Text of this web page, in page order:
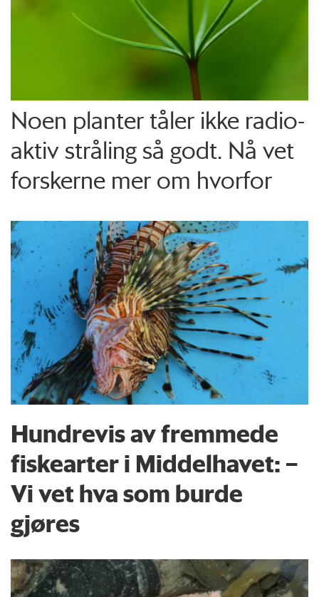
Noen planter tåler ikke radio­
aktiv stråling så godt. Nå vet
forskerne mer om hvorfor
Hundrevis av fremmede
fiskearter i Middelhavet: –
Vi vet hva som burde
gjøres